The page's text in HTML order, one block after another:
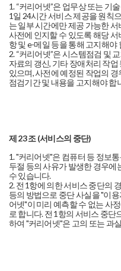
1. “커리어넷”은 업무상 또는 기
1일 24시간 서비스 제공을 원칙
는 일부 시간에만 제공 가능한
사전에 인지할 수 있도록 해당
항 및 e-메일 등을 통해 고지해야
2. “커리어넷”은 시스템점검 및
자료의 갱신, 기타 장애처리 작
있으며, 사전에 예정된 작업의
점검기간 및 내용을 고지해야 합
제 23 조 (서비스의 중단)
1. "커리어넷"은 컴퓨터 등 정보
두절 등의 사유가 발생한 경우
수 있습니다.
2. 전 1항에 의한 서비스 중단의
등의 방법으로 중단 사실을 "이
어넷"이 미리 예측할 수 없는 사
로 합니다. 전 1항의 서비스 중
하여 "커리어넷"은 고의 또는 과